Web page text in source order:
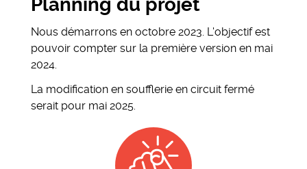
Planning du projet
Nous démarrons en octobre 2023. L'objectif est
pouvoir compter sur la première version en mai
2024.
La modification en soufflerie en circuit fermé
serait pour mai 2025.